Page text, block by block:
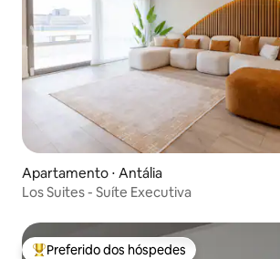
Apartamento ⋅ Antália
Los Suites - Suíte Executiva
Preferido dos hóspedes